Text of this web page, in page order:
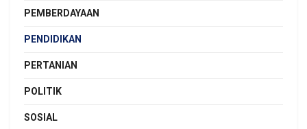
PEMBERDAYAAN
PENDIDIKAN
PERTANIAN
POLITIK
SOSIAL